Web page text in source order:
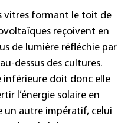
vitres formant le toit de
reçoivent en
de lumière réfléchie par
dessus des cultures.
inférieure doit donc elle
l’énergie solaire en
un autre impératif, celui